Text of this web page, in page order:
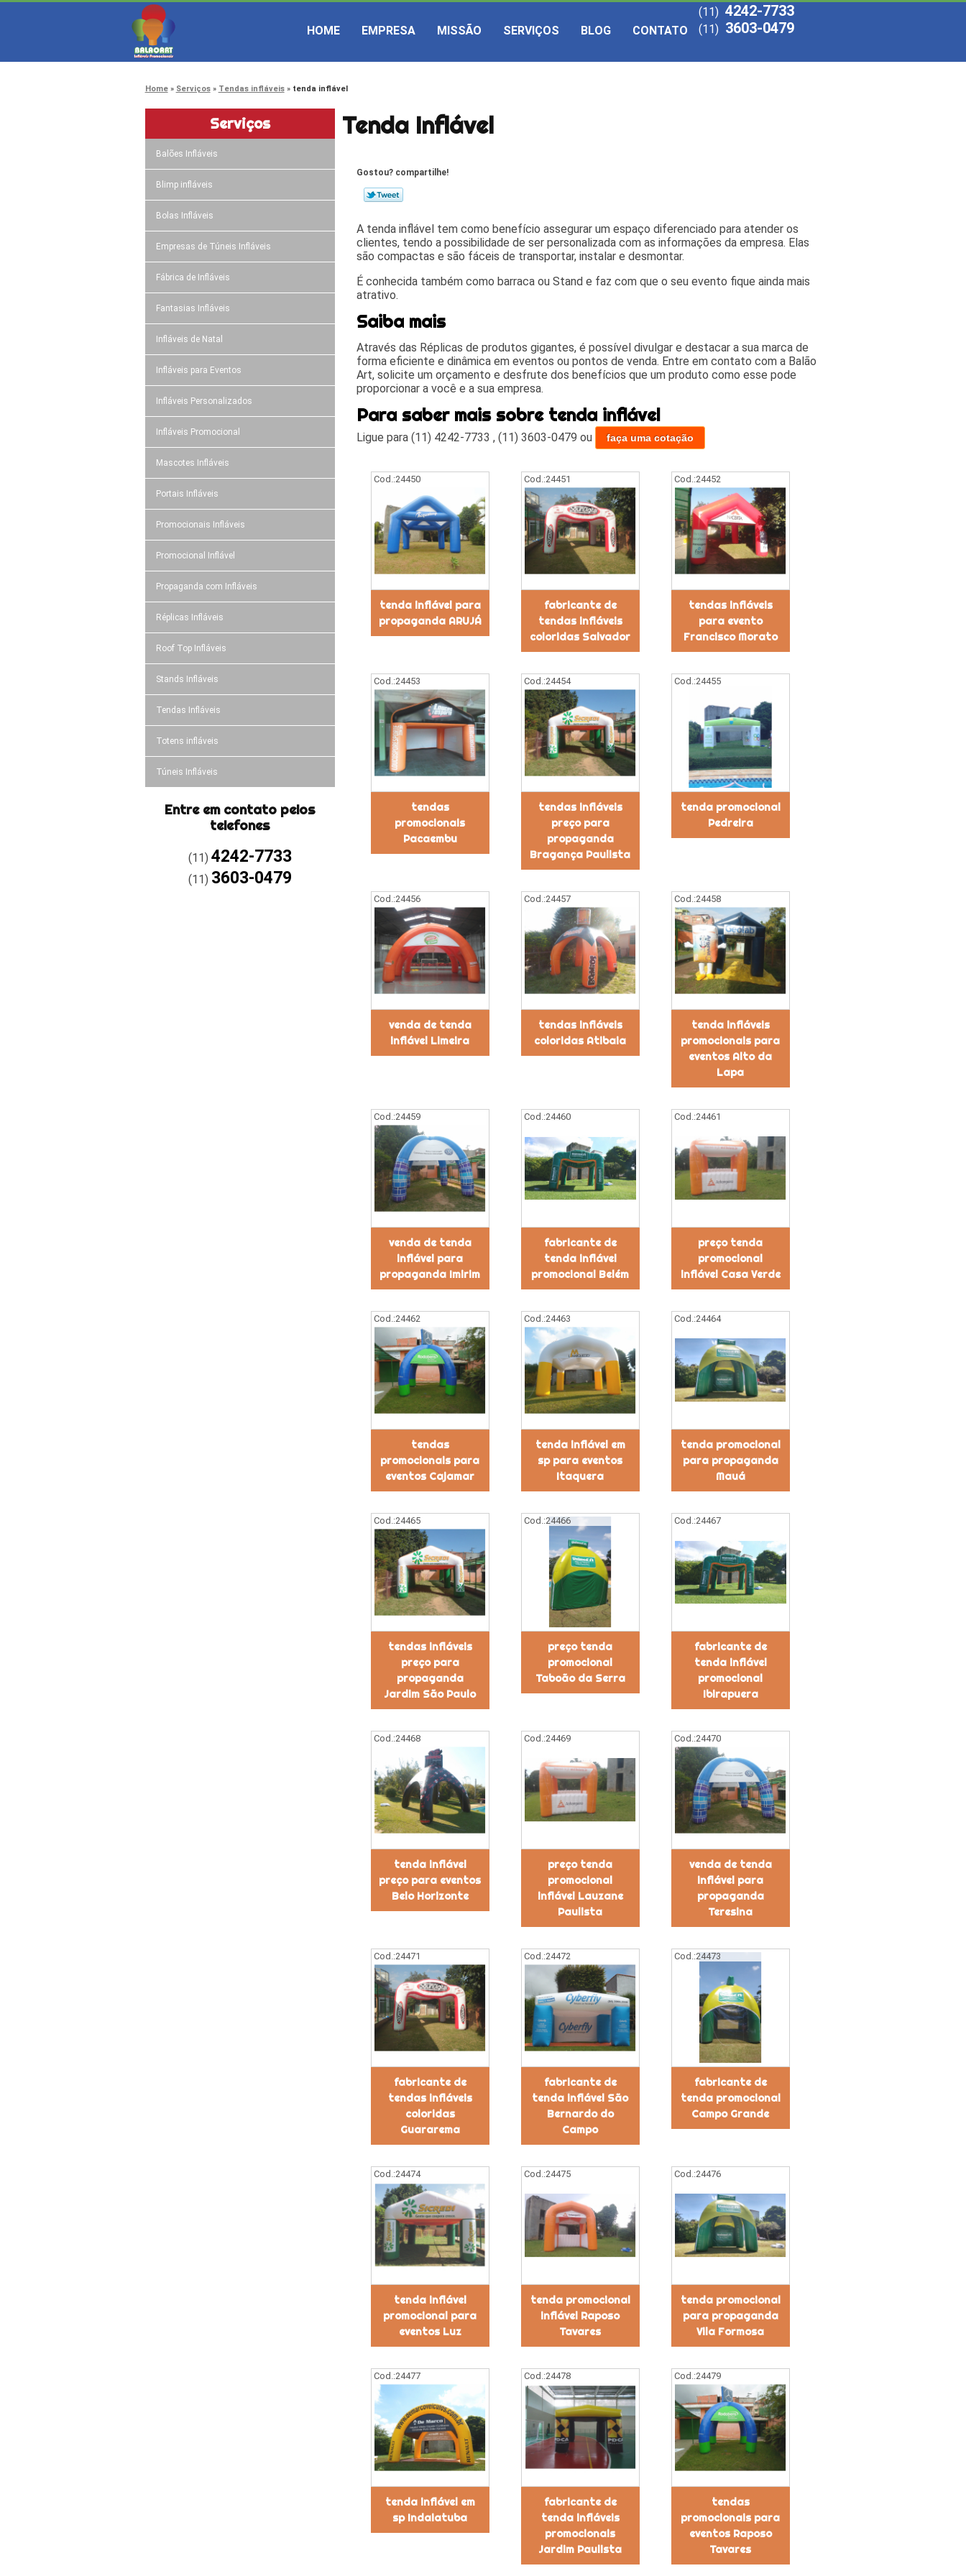
HOME EMPRESA MISSÃO SERVIÇOS BLOG CONTATO
(11) 4242-7733
(11) 3603-0479
Home Serviços Tendas infláveis tenda inflável
Serviços
Balões Infláveis
Blimp infláveis
Bolas Infláveis
Empresas de Túneis Infláveis
Fábrica de Infláveis
Fantasias Infláveis
Infláveis de Natal
Infláveis para Eventos
Infláveis Personalizados
Infláveis Promocional
Mascotes Infláveis
Portais Infláveis
Promocionais Infláveis
Promocional Inflável
Propaganda com Infláveis
Réplicas Infláveis
Roof Top Infláveis
Stands Infláveis
Tendas Infláveis
Totens infláveis
Túneis Infláveis
Entre em contato pelos
telefones
(11) 4242-7733
(11) 3603-0479
Tenda Inflável
Gostou? compartilhe!
A tenda inflável tem como benefício assegurar um espaço diferenciado para atender os
clientes, tendo a possibilidade de ser personalizada com as informações da empresa. Elas
são compactas e são fáceis de transportar, instalar e desmontar.
É conhecida também como barraca ou Stand e faz com que o seu evento fique ainda mais
atrativo.
Saiba mais
Através das Réplicas de produtos gigantes, é possível divulgar e destacar a sua marca de
forma eficiente e dinâmica em eventos ou pontos de venda. Entre em contato com a Balão
Art, solicite um orçamento e desfrute dos benefícios que um produto como esse pode
proporcionar a você e a sua empresa.
Para saber mais sobre tenda inflável
Ligue para (11) 4242-7733 , (11) 3603-0479 ou faça uma cotação
Cod.:24450
tenda inflável para
propaganda ARUJÁ
Cod.:24451
fabricante de
tendas infláveis
coloridas Salvador
Cod.:24452
tendas infláveis
para evento
Francisco Morato
Cod.:24453
tendas
promocionais
Pacaembu
Cod.:24454
tendas infláveis
preço para
propaganda
Bragança Paulista
Cod.:24455
tenda promocional
Pedreira
Cod.:24456
venda de tenda
inflável Limeira
Cod.:24457
tendas infláveis
coloridas Atibaia
Cod.:24458
tenda infláveis
promocionais para
eventos Alto da
Lapa
Cod.:24459
venda de tenda
inflável para
propaganda Imirim
Cod.:24460
fabricante de
tenda inflável
promocional Belém
Cod.:24461
preço tenda
promocional
inflável Casa Verde
Cod.:24462
tendas
promocionais para
eventos Cajamar
Cod.:24463
tenda inflável em
sp para eventos
Itaquera
Cod.:24464
tenda promocional
para propaganda
Mauá
Cod.:24465
tendas infláveis
preço para
propaganda
Jardim São Paulo
Cod.:24466
preço tenda
promocional
Taboão da Serra
Cod.:24467
fabricante de
tenda inflável
promocional
Ibirapuera
Cod.:24468
tenda inflável
preço para eventos
Belo Horizonte
Cod.:24469
preço tenda
promocional
inflável Lauzane
Paulista
Cod.:24470
venda de tenda
inflável para
propaganda
Teresina
Cod.:24471
fabricante de
tendas infláveis
coloridas
Guararema
Cod.:24472
fabricante de
tenda inflável São
Bernardo do
Campo
Cod.:24473
fabricante de
tenda promocional
Campo Grande
Cod.:24474
tenda inflável
promocional para
eventos Luz
Cod.:24475
tenda promocional
inflável Raposo
Tavares
Cod.:24476
tenda promocional
para propaganda
Vila Formosa
Cod.:24477
tenda inflável em
sp Indaiatuba
Cod.:24478
fabricante de
tenda infláveis
promocionais
Jardim Paulista
Cod.:24479
tendas
promocionais para
eventos Raposo
Tavares